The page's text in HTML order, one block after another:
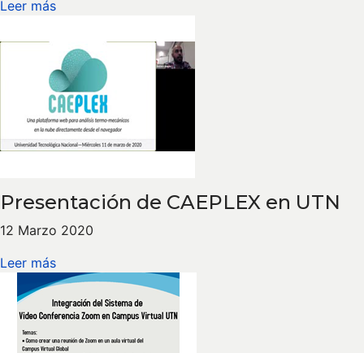
Leer más
Presentación de CAEPLEX en UTN
12 Marzo 2020
Leer más